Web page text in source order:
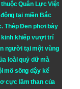
Quân Lực Việt
tại miền Bắc
Thép Đen phơi bày
khiếp vượt trí
người tại một vùng
loài quỷ dữ mà
mồ sống dậy kể
cực lầm than của